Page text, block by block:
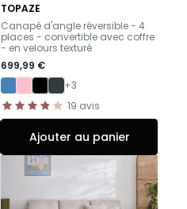
TOPAZE
-
Canapé d'angle réversible - 4
places - convertible avec coffre
- en velours texturé
699,99 €
+3
19 avis
Ajouter au panier